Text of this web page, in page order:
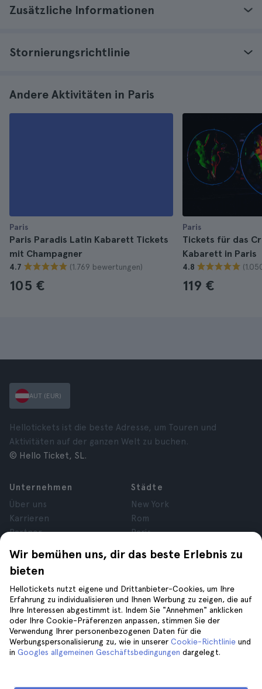
Zusätzliche Informationen
Stornierungsrichtlinie
Andere Aktivitäten in Paris
Paris
Paris Paradis Latin Kabarett Tickets
mit Champagner
4.7 (1.769 bewertungen)
105 €
Paris
Tickets für das
Kabarett in Paris
4.8
119 €
Wir bemühen uns, dir das beste Erlebnis zu
bieten
Hellotickets nutzt eigene und Drittanbieter-Cookies, um Ihre
Erfahrung zu individualisieren und Ihnen Werbung zu zeigen, die auf
Ihre Interessen abgestimmt ist. Indem Sie "Annehmen" anklicken
oder Ihre Cookie-Präferenzen anpassen, stimmen Sie der
Verwendung Ihrer personenbezogenen Daten für die
Werbungspersonalisierung zu, wie in unserer Cookie-Richtlinie und
in Googles allgemeinen Geschäftsbedingungen dargelegt.
AUT (EUR)
Hellotickets ist die beste Adresse, um Touren und
Aktivitäten auf der ganzen Welt zu buchen.
© Hello Ticket, SL.
Unternehmen
Über uns
Karrieren
Partner
Datenschutz
Allgemeine
Geschäftsbedingungen
Rechtsberatung
Cookies
Städte
New York
Rom
Paris
Granada
Teneriffa
Hilfe
Folge uns auf